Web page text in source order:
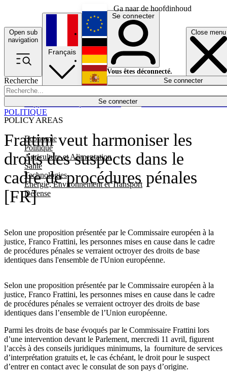
Ga naar de hoofdinhoud
Open sub
navigation
Close menu
Recherche
Se connecter
POLICY AREAS
Economie
Politique
Agriculture et Alimentation
Santé
Technologies
Energie, Environnement et Transport
Défense
Économie
Français
English
Deutsch
Español
Se connecter
Vous êtes déconnecté.
Se connecter
Frattini veut harmoniser les
droits des suspects dans le
cadre de procédures pénales
[FR]
Selon une proposition présentée par le Commissaire européen à la
justice, Franco Frattini, les personnes mises en cause dans le cadre
de procédures pénales se verraient octroyer des droits de base
identiques dans l'ensemble de l'Union européenne.
POLITIQUE
Selon une proposition présentée par le Commissaire européen à la
justice, Franco Frattini, les personnes mises en cause dans le cadre
de procédures pénales se verraient octroyer des droits de base
identiques dans l’ensemble de l’Union européenne.
Parmi les droits de base évoqués par le Commissaire Frattini lors
d’une intervention devant le Parlement, mercredi 11 avril, figurent
l’accès à des conseils juridiques minimums, la fourniture de services
d’interprétation gratuits et, le cas échéant, le droit pour le suspect
d’entrer en contact avec le consulat de son pays d’origine.